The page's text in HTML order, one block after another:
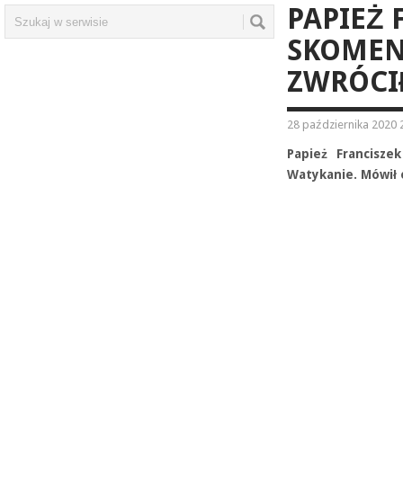
PAPIEŻ
28 października 2020
Papież
Watykanie.